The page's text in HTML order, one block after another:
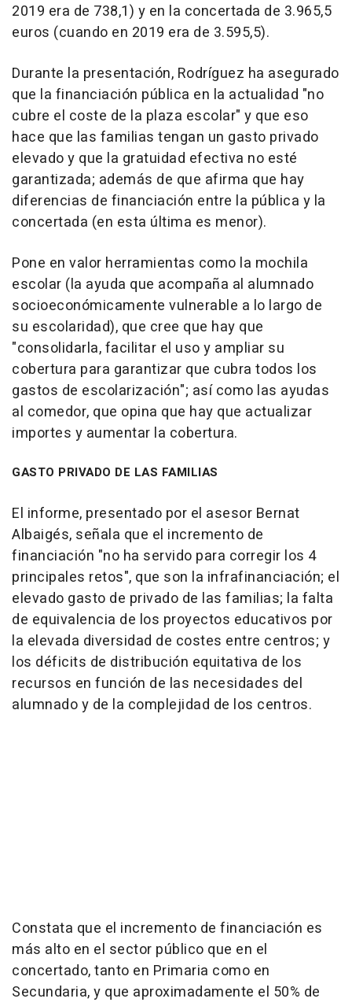
2019 era de 738,1) y en la concertada de 3.965,5
euros (cuando en 2019 era de 3.595,5).
Durante la presentación, Rodríguez ha asegurado
que la financiación pública en la actualidad "no
cubre el coste de la plaza escolar" y que eso
hace que las familias tengan un gasto privado
elevado y que la gratuidad efectiva no esté
garantizada; además de que afirma que hay
diferencias de financiación entre la pública y la
concertada (en esta última es menor).
Pone en valor herramientas como la mochila
escolar (la ayuda que acompaña al alumnado
socioeconómicamente vulnerable a lo largo de
su escolaridad), que cree que hay que
"consolidarla, facilitar el uso y ampliar su
cobertura para garantizar que cubra todos los
gastos de escolarización"; así como las ayudas
al comedor, que opina que hay que actualizar
importes y aumentar la cobertura.
GASTO PRIVADO DE LAS FAMILIAS
El informe, presentado por el asesor Bernat
Albaigés, señala que el incremento de
financiación "no ha servido para corregir los 4
principales retos", que son la infrafinanciación; el
elevado gasto de privado de las familias; la falta
de equivalencia de los proyectos educativos por
la elevada diversidad de costes entre centros; y
los déficits de distribución equitativa de los
recursos en función de las necesidades del
alumnado y de la complejidad de los centros.
Constata que el incremento de financiación es
más alto en el sector público que en el
concertado, tanto en Primaria como en
Secundaria, y que aproximadamente el 50% de